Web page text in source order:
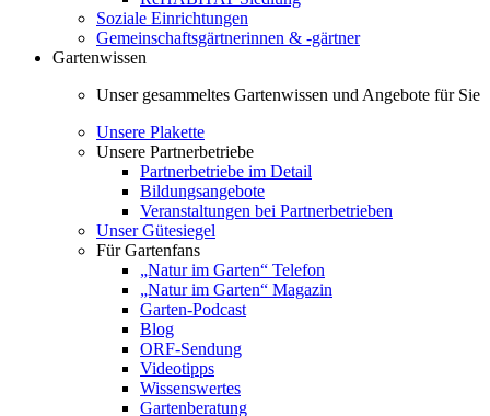
Soziale Einrichtungen
Gemeinschaftsgärtnerinnen & -gärtner
Gartenwissen
Unser gesammeltes Gartenwissen und Angebote für Sie
Unsere Plakette
Unsere Partnerbetriebe
Partnerbetriebe im Detail
Bildungsangebote
Veranstaltungen bei Partnerbetrieben
Unser Gütesiegel
Für Gartenfans
„Natur im Garten“ Telefon
„Natur im Garten“ Magazin
Garten-Podcast
Blog
ORF-Sendung
Videotipps
Wissenswertes
Gartenberatung